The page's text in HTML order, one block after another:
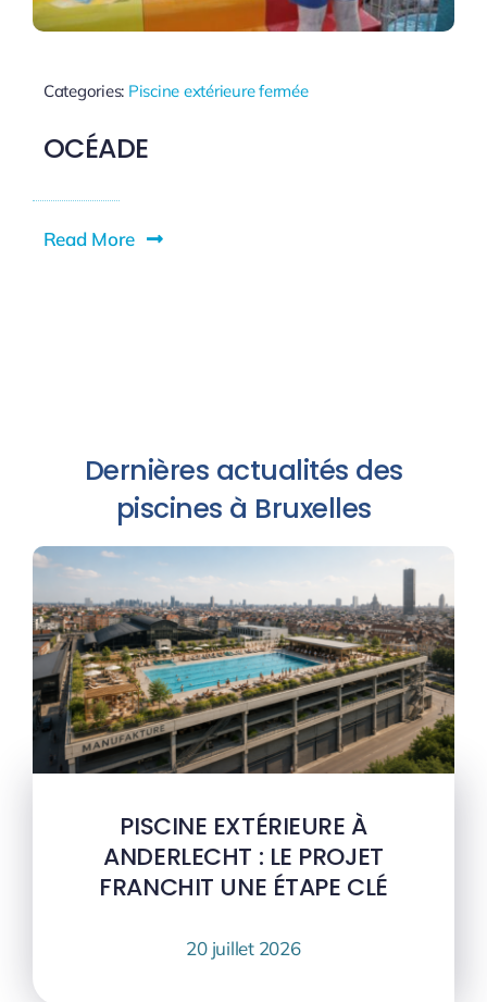
Categories: Piscine extérieure fermée
OCÉADE
Read More
Dernières actualités des
piscines à Bruxelles
PISCINE EXTÉRIEURE À
ANDERLECHT : LE PROJET
FRANCHIT UNE ÉTAPE CLÉ
20 juillet 2026